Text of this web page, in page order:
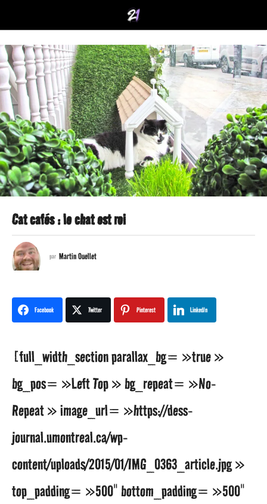
1
1
n
a
g
o
1
0
a
Cat cafés : le chat est roi
par Martin Ouellet
Facebook Twitter Pinterest LinkedIn
[full_width_section parallax_bg= »true »
bg_pos= »Left Top » bg_repeat= »No-
Repeat » image_url= »https://dess-
journal.umontreal.ca/wp-
content/uploads/2015/01/IMG_0363_article.jpg »
top_padding= »500″ bottom_padding= »500″